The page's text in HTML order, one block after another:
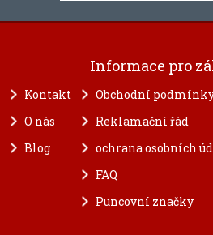
Informace pro
Kontakt
O nás
Blog
Obchodní
Reklamační řád
ochrana osobních
FAQ
Puncovní značky